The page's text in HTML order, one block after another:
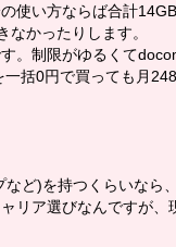
使い方ならば合計
かったりします。
。制限がゆるくて
一括0円で買っても月
ど)を持つくらいなら
リア選びなんですが